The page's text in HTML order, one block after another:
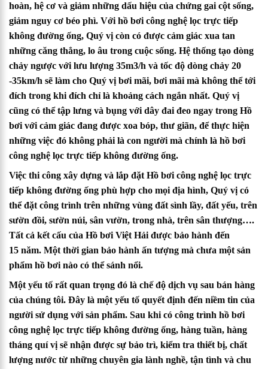
hoàn, hệ cơ và giảm những dấu hiệu của chứng gai cột sống,
giảm nguy cơ béo phì. Với hồ bơi công nghệ lọc trực tiếp
không đường ống, Quý vị còn có được cảm giác xua tan
những căng thẳng, lo âu trong cuộc sống. Hệ thống tạo dòng
chảy ngược với lưu lượng 35m3/h và tốc độ dòng chảy 20
-35km/h sẽ làm cho Quý vị bơi mãi, bơi mãi mà không thể tới
đích trong khi đích chỉ là khoảng cách ngắn nhất. Quý vị
cũng có thể tập lưng và bụng với dây đai đeo ngay trong Hồ
bơi với cảm giác đang được xoa bóp, thư giãn, để thực hiện
những việc đó không phải là con người mà chính là hồ bơi
công nghệ lọc trực tiếp không đường ống.
Việc thi công xây dựng và lắp đặt Hồ bơi công nghệ lọc trực
tiếp không đường ống phù hợp cho mọi địa hình, Quý vị có
thể đặt công trình trên những vùng đất sình lầy, đất yếu, trên
sườn đồi, sườn núi, sân vườn, trong nhà, trên sân thượng….
Tất cả kết cấu của Hồ bơi Việt Hải được bảo hành đến
15 năm. Một thời gian bảo hành ấn tượng mà chưa một sản
phẩm hồ bơi nào có thể sánh nổi.
Một yếu tố rất quan trọng đó là chế độ dịch vụ sau bán hàng
của chúng tôi. Đây là một yếu tố quyết định đến niềm tin của
người sử dụng với sản phẩm. Sau khi có công trình hồ bơi
công nghệ lọc trực tiếp không đường ống, hàng tuần, hàng
tháng quí vị sẽ nhận được sự bảo trì, kiểm tra thiết bị, chất
lượng nước từ những chuyên gia lành nghề, tận tình và chu